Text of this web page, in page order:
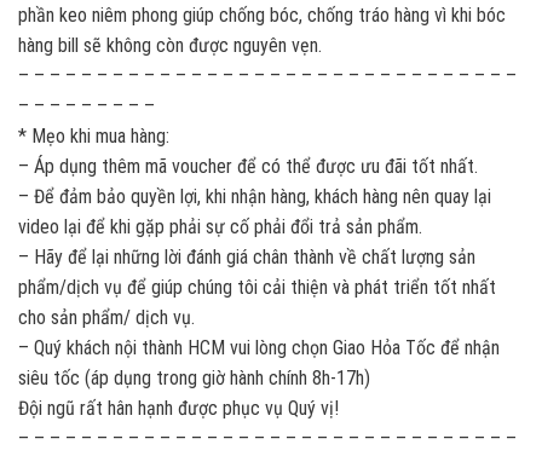
phần keo niêm phong giúp chống bóc, chống tráo hàng vì khi bóc
hàng bill sẽ không còn được nguyên vẹn.
– – – – – – – – – – – – – – – – – – – – – – – – – – – – – – – –
– – – – – – – – –
* Mẹo khi mua hàng:
– Áp dụng thêm mã voucher để có thể được ưu đãi tốt nhất.
– Để đảm bảo quyền lợi, khi nhận hàng, khách hàng nên quay lại
video lại để khi gặp phải sự cố phải đổi trả sản phẩm.
– Hãy để lại những lời đánh giá chân thành về chất lượng sản
phẩm/dịch vụ để giúp chúng tôi cải thiện và phát triển tốt nhất
cho sản phẩm/ dịch vụ.
– Quý khách nội thành HCM vui lòng chọn Giao Hỏa Tốc để nhận
siêu tốc (áp dụng trong giờ hành chính 8h-17h)
Đội ngũ rất hân hạnh được phục vụ Quý vị!
– – – – – – – – – – – – – – – – – – – – – – – – – – – – – – – –